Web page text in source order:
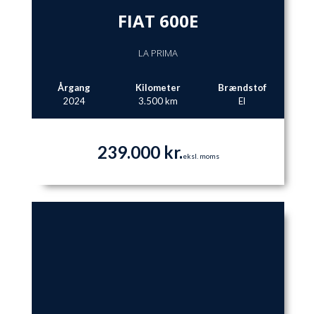
FIAT 600E
LA PRIMA
Årgang
2024
Kilometer
3.500 km
Brændstof
El
239.000 kr.eksl. moms